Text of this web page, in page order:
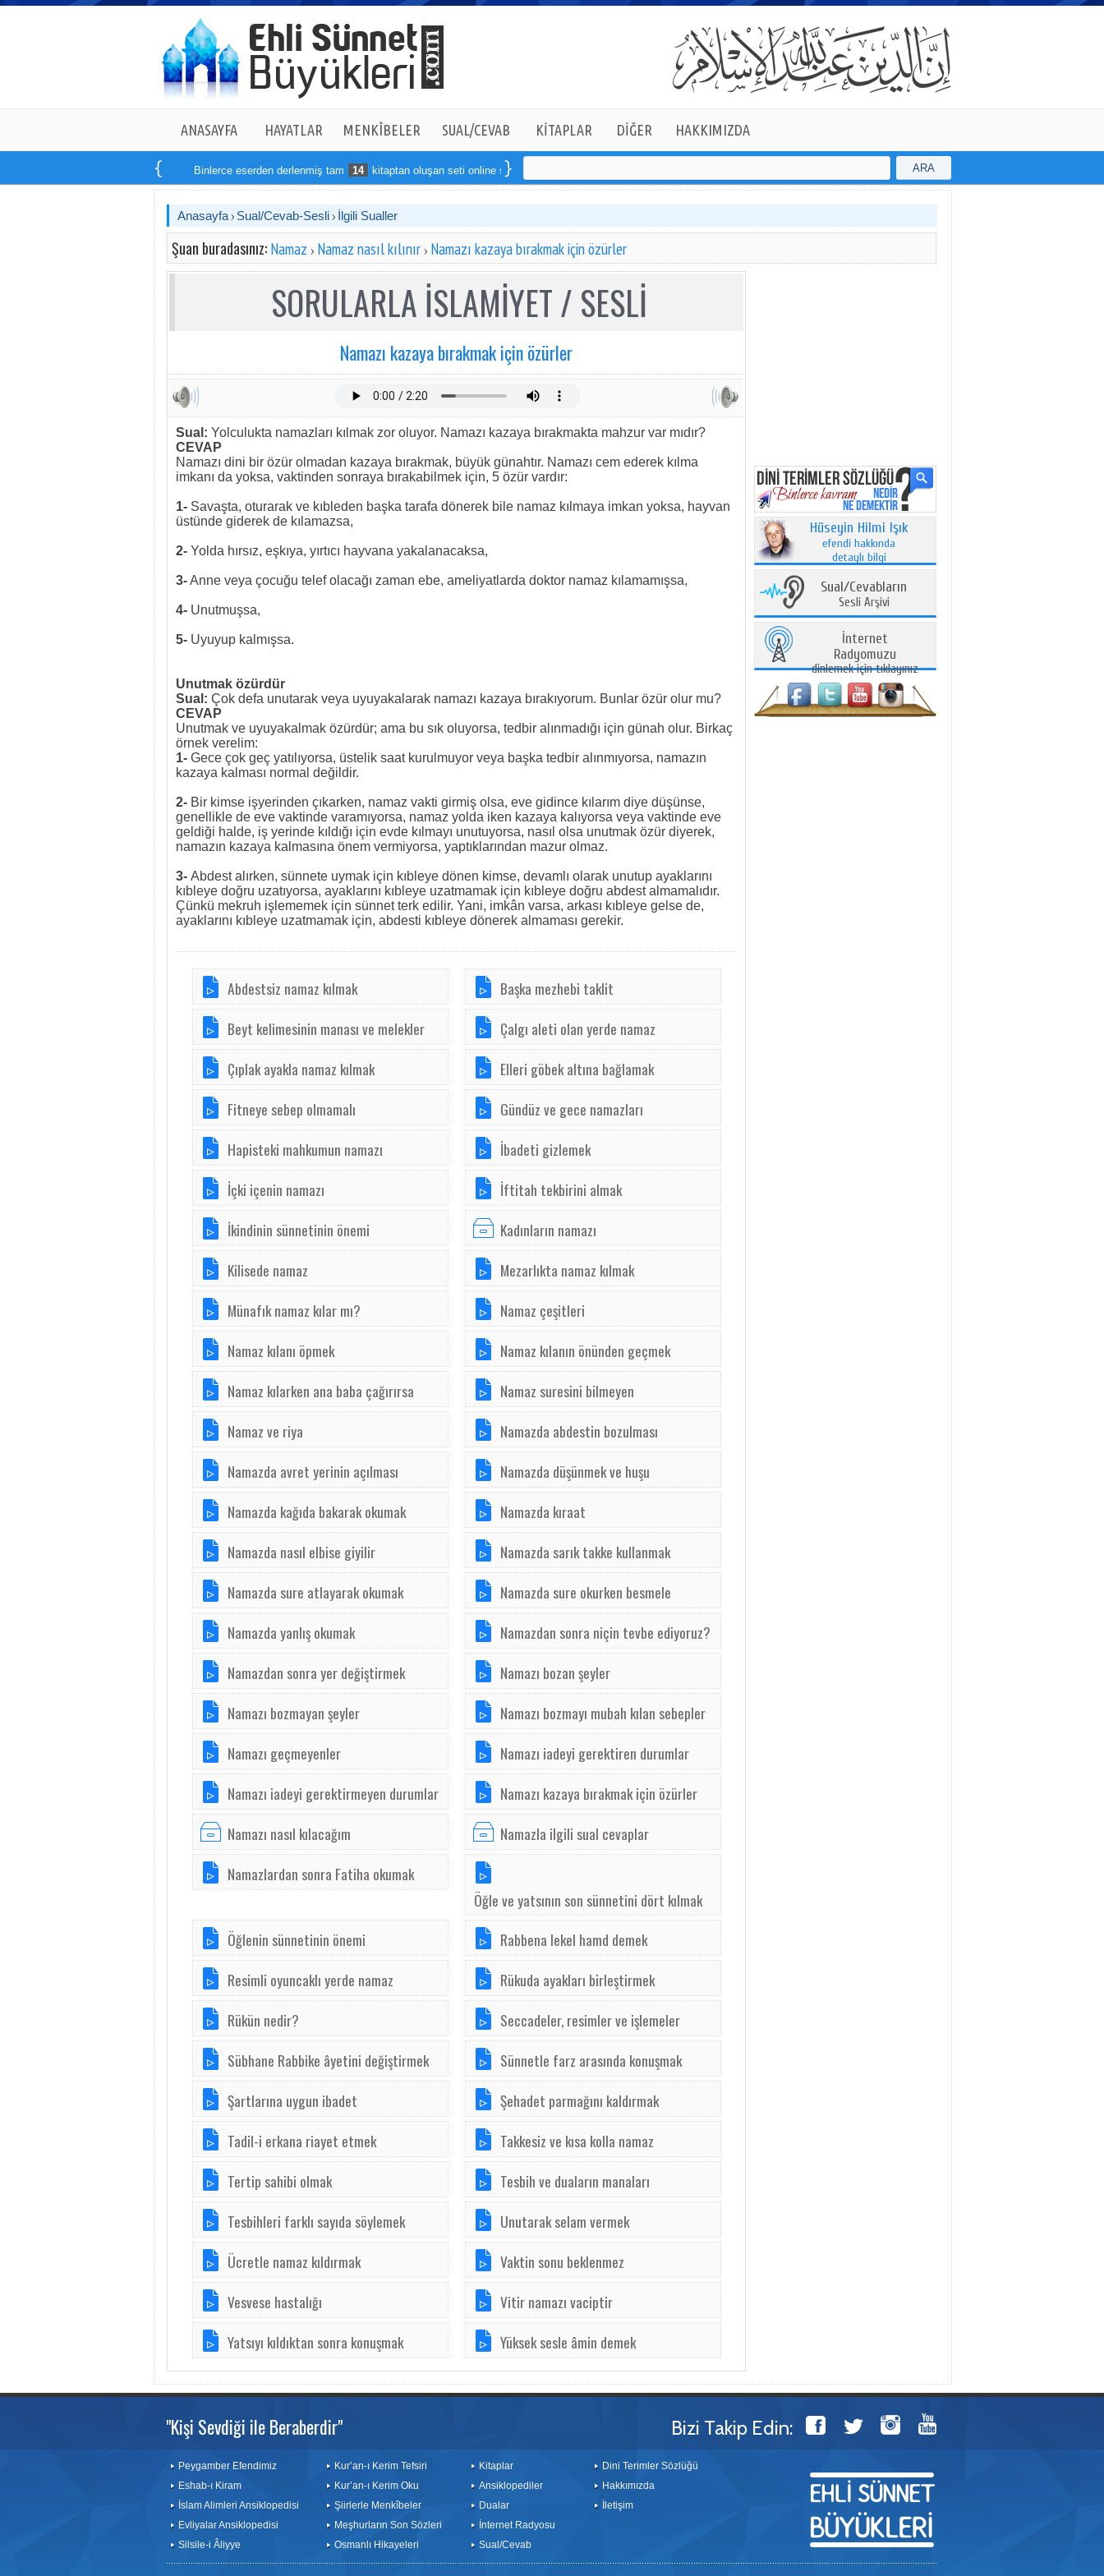
ANASAYFA HAYATLAR MENKÎBELER SUAL/CEVAB KİTAPLAR DİĞER HAKKIMIZDA
Binlerce eserden derlenmiş tam 14 kitaptan oluşan seti online sipariş verebilirsiniz ARA
Anasayfa Sual/Cevab-Sesli İlgili Sualler
Şuan buradasınız: Namaz Namaz nasıl kılınır Namazı kazaya bırakmak için özürler
SORULARLA İSLAMİYET / SESLİ
Namazı kazaya bırakmak için özürler
Sual: Yolculukta namazları kılmak zor oluyor. Namazı kazaya bırakmakta mahzur var mıdır?
CEVAP
Namazı dini bir özür olmadan kazaya bırakmak, büyük günahtır. Namazı cem ederek kılma
imkanı da yoksa, vaktinden sonraya bırakabilmek için, 5 özür vardır:
1- Savaşta, oturarak ve kıbleden başka tarafa dönerek bile namaz kılmaya imkan yoksa, hayvan
üstünde giderek de kılamazsa,
2- Yolda hırsız, eşkıya, yırtıcı hayvana yakalanacaksa,
3-Anne veya çocuğu telef olacağı zaman ebe, ameliyatlarda doktor namaz kılamamışsa,
4- Unutmuşsa,
5- Uyuyup kalmışsa.
Unutmak özürdür
Sual: Çok defa unutarak veya uyuyakalarak namazı kazaya bırakıyorum. Bunlar özür olur mu?
CEVAP
Unutmak ve uyuyakalmak özürdür; ama bu sık oluyorsa, tedbir alınmadığı için günah olur. Birkaç
örnek verelim:
1- Gece çok geç yatılıyorsa, üstelik saat kurulmuyor veya başka tedbir alınmıyorsa, namazın
kazaya kalması normal değildir.
2- Bir kimse işyerinden çıkarken, namaz vakti girmiş olsa, eve gidince kılarım diye düşünse,
genellikle de eve vaktinde varamıyorsa, namaz yolda iken kazaya kalıyorsa veya vaktinde eve
geldiği halde, iş yerinde kıldığı için evde kılmayı unutuyorsa, nasıl olsa unutmak özür diyerek,
namazın kazaya kalmasına önem vermiyorsa, yaptıklarından mazur olmaz.
3- Abdest alırken, sünnete uymak için kıbleye dönen kimse, devamlı olarak unutup ayaklarını
kıbleye doğru uzatıyorsa, ayaklarını kıbleye uzatmamak için kıbleye doğru abdest almamalıdır.
Çünkü mekruh işlememek için sünnet terk edilir. Yani, imkân varsa, arkası kıbleye gelse de,
ayaklarını kıbleye uzatmamak için, abdesti kıbleye dönerek almaması gerekir.
Abdestsiz namaz kılmak
Başka mezhebi taklit
Beyt kelimesinin manası ve melekler
Çalgı aleti olan yerde namaz
Çıplak ayakla namaz kılmak
Elleri göbek altına bağlamak
Fitneye sebep olmamalı
Gündüz ve gece namazları
Hapisteki mahkumun namazı
İbadeti gizlemek
İçki içenin namazı
İftitah tekbirini almak
İkindinin sünnetinin önemi
Kadınların namazı
Kilisede namaz
Mezarlıkta namaz kılmak
Münafık namaz kılar mı?
Namaz çeşitleri
Namaz kılanı öpmek
Namaz kılanın önünden geçmek
Namaz kılarken ana baba çağırırsa
Namaz suresini bilmeyen
Namaz ve riya
Namazda abdestin bozulması
Namazda avret yerinin açılması
Namazda düşünmek ve huşu
Namazda kağıda bakarak okumak
Namazda kıraat
Namazda nasıl elbise giyilir
Namazda sarık takke kullanmak
Namazda sure atlayarak okumak
Namazda sure okurken besmele
Namazda yanlış okumak
Namazdan sonra niçin tevbe ediyoruz?
Namazdan sonra yer değiştirmek
Namazı bozan şeyler
Namazı bozmayan şeyler
Namazı bozmayı mubah kılan sebepler
Namazı geçmeyenler
Namazı iadeyi gerektiren durumlar
Namazı iadeyi gerektirmeyen durumlar
Namazı kazaya bırakmak için özürler
Namazı nasıl kılacağım
Namazla ilgili sual cevaplar
Namazlardan sonra Fatiha okumak
Öğle ve yatsının son sünnetini dört kılmak
Öğlenin sünnetinin önemi
Rabbena lekel hamd demek
Resimli oyuncaklı yerde namaz
Rükuda ayakları birleştirmek
Rükün nedir?
Seccadeler, resimler ve işlemeler
Sübhane Rabbike âyetini değiştirmek
Sünnetle farz arasında konuşmak
Şartlarına uygun ibadet
Şehadet parmağını kaldırmak
Tadil-i erkana riayet etmek
Takkesiz ve kısa kolla namaz
Tertip sahibi olmak
Tesbih ve duaların manaları
Tesbihleri farklı sayıda söylemek
Unutarak selam vermek
Ücretle namaz kıldırmak
Vaktin sonu beklenmez
Vesvese hastalığı
Vitir namazı vaciptir
Yatsıyı kıldıktan sonra konuşmak
Yüksek sesle âmin demek
Hüseyin Hilmi Işık
efendi hakkında
detaylı bilgi
Sual/Cevabların
Sesli Arşivi
İnternet
Radyomuzu
dinlemek için tıklayınız
"Kişi Sevdiği ile Beraberdir" Bizi Takip Edin:
Peygamber Efendimiz
Eshab-ı Kiram
İslam Alimleri Ansiklopedisi
Evliyalar Ansiklopedisi
Silsile-i Âliyye
Kur’an-ı Kerim Tefsiri
Kur’an-ı Kerim Oku
Şiirlerle Menkîbeler
Meşhurların Son Sözleri
Osmanlı Hikayeleri
Kitaplar
Ansiklopediler
Dualar
İnternet Radyosu
Sual/Cevab
Dini Terimler Sözlüğü
Hakkımızda
İletişim